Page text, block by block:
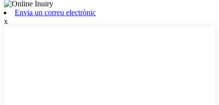
Envia un correu electrònic
x